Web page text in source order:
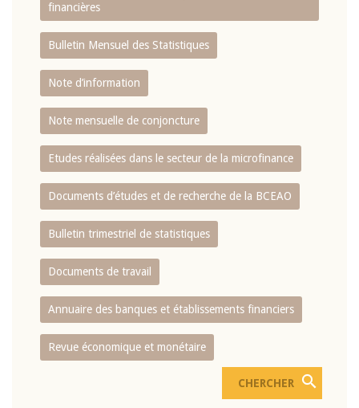
financières
Bulletin Mensuel des Statistiques
Note d’information
Note mensuelle de conjoncture
Etudes réalisées dans le secteur de la microfinance
Documents d’études et de recherche de la BCEAO
Bulletin trimestriel de statistiques
Documents de travail
Annuaire des banques et établissements financiers
Revue économique et monétaire